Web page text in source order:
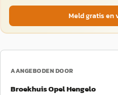
Meld gratis en
AANGEBODEN DOOR
Broekhuis Opel Hengelo